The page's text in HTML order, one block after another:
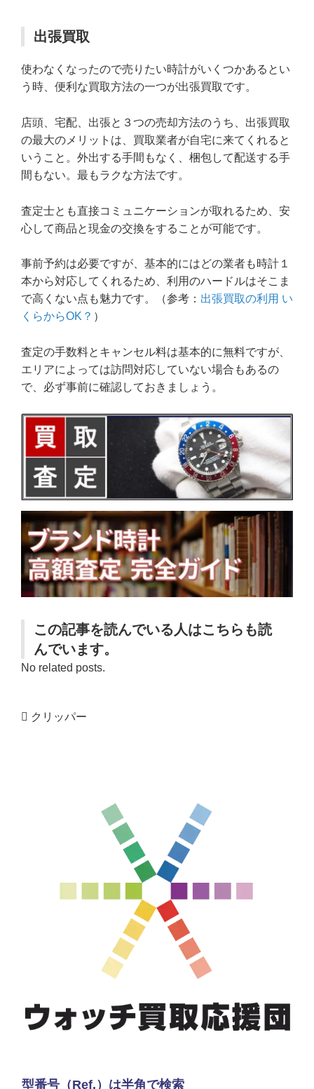
出張買取
使わなくなったので売りたい時計がいくつかあるとい
う時、便利な買取方法の一つが出張買取です。
店頭、宅配、出張と３つの売却方法のうち、出張買取
の最大のメリットは、買取業者が自宅に来てくれると
いうこと。外出する手間もなく、梱包して配送する手
間もない。最もラクな方法です。
査定士とも直接コミュニケーションが取れるため、安
心して商品と現金の交換をすることが可能です。
事前予約は必要ですが、基本的にはどの業者も時計１
本から対応してくれるため、利用のハードルはそこま
で高くない点も魅力です。（参考： 出張買取の利用 い
くらからOK？ ）
査定の手数料とキャンセル料は基本的に無料ですが、
エリアによっては訪問対応していない場合もあるの
で、必ず事前に確認しておきましょう。
この記事を読んでいる人はこちらも読
んでいます。
No related posts.
クリッパー
型番号（Ref.）は半角で検索